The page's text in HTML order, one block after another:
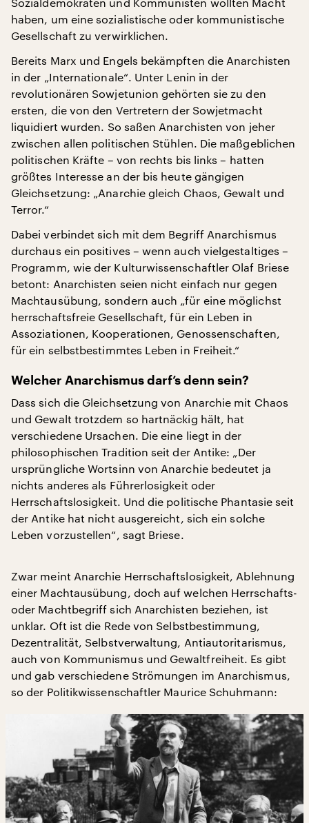
haben, um eine sozialistische oder kommunistische
Gesellschaft zu verwirklichen.
Bereits Marx und Engels bekämpften die Anarchisten
in der „Internationale“. Unter Lenin in der
revolutionären Sowjetunion gehörten sie zu den
ersten, die von den Vertretern der Sowjetmacht
liquidiert wurden. So saßen Anarchisten von jeher
zwischen allen politischen Stühlen. Die maßgeblichen
politischen Kräfte – von rechts bis links – hatten
größtes Interesse an der bis heute gängigen
Gleichsetzung: „Anarchie gleich Chaos, Gewalt und
Terror.“
Dabei verbindet sich mit dem Begriff Anarchismus
durchaus ein positives – wenn auch vielgestaltiges –
Programm, wie der Kulturwissenschaftler Olaf Briese
betont: Anarchisten seien nicht einfach nur gegen
Machtausübung, sondern auch „für eine möglichst
herrschaftsfreie Gesellschaft, für ein Leben in
Assoziationen, Kooperationen, Genossenschaften,
für ein selbstbestimmtes Leben in Freiheit.“
Welcher Anarchismus darf’s denn sein?
Dass sich die Gleichsetzung von Anarchie mit Chaos
und Gewalt trotzdem so hartnäckig hält, hat
verschiedene Ursachen. Die eine liegt in der
philosophischen Tradition seit der Antike: „Der
ursprüngliche Wortsinn von Anarchie bedeutet ja
nichts anderes als Führerlosigkeit oder
Herrschaftslosigkeit. Und die politische Phantasie seit
der Antike hat nicht ausgereicht, sich ein solche
Leben vorzustellen“, sagt Briese.
Zwar meint Anarchie Herrschaftslosigkeit, Ablehnung
einer Machtausübung, doch auf welchen Herrschafts-
oder Machtbegriff sich Anarchisten beziehen, ist
unklar. Oft ist die Rede von Selbstbestimmung,
Dezentralität, Selbstverwaltung, Antiautoritarismus,
auch von Kommunismus und Gewaltfreiheit. Es gibt
und gab verschiedene Strömungen im Anarchismus,
so der Politikwissenschaftler Maurice Schuhmann: